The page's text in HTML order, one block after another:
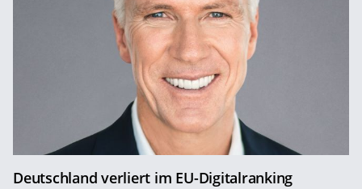
Deutschland verliert im EU-Digitalranking